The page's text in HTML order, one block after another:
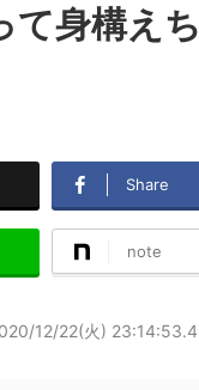
て身構え
Share
note
12/22(火)